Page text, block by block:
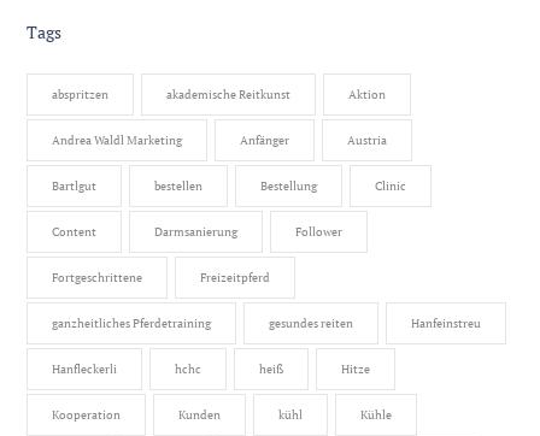
Tags
abspritzen akademische Reitkunst Aktion
Andrea Waldl Marketing Anfänger Austria
Bartlgut bestellen Bestellung Clinic
Content Darmsanierung Follower
Fortgeschrittene Freizeitpferd
ganzheitliches Pferdetraining gesundes reiten Hanfeinstreu
Hanfleckerli hchc heiß Hitze
Kooperation Kunden kühl Kühle